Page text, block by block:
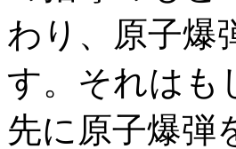
わり、原子爆
す。それはも
先に原子爆弾